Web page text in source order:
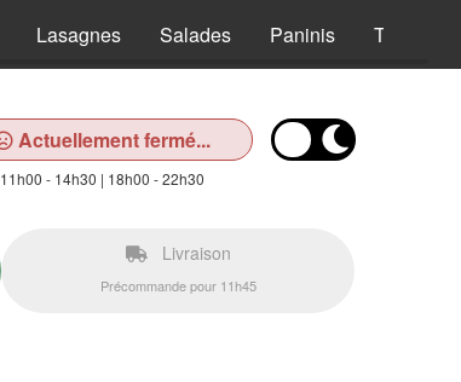
Lasagnes Salades Paninis Tex Mex
Actuellement fermé...
11h00 - 14h30 | 18h00 - 22h30
Livraison
Précommande pour 11h45